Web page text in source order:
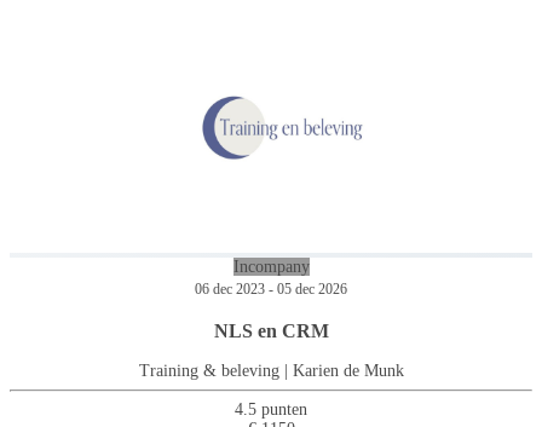
Incompany
06 dec 2023 - 05 dec 2026
NLS en CRM
Training & beleving | Karien de Munk
4.5 punten